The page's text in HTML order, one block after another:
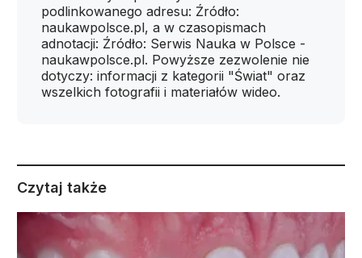
podlinkowanego adresu: Źródło:
naukawpolsce.pl, a w czasopismach
adnotacji: Źródło: Serwis Nauka w Polsce -
naukawpolsce.pl. Powyższe zezwolenie nie
dotyczy: informacji z kategorii "Świat" oraz
wszelkich fotografii i materiałów wideo.
Czytaj także